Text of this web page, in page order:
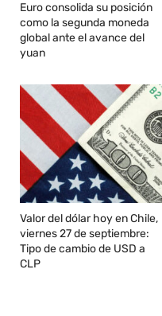
Euro consolida su posición
como la segunda moneda
global ante el avance del
yuan
Valor del dólar hoy en Chile,
viernes 27 de septiembre:
Tipo de cambio de USD a
CLP